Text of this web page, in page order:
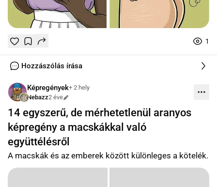
TetszikMentés
0
1
0 online
Hozzászólás írása
Képregények+ 2 hely
Nebazz2 éve
Szerkesztve
14 egyszerű, de mérhetetlenül aranyos
képregény a macskákkal való
együttélésről
A macskák és az emberek között különleges a kötelék.